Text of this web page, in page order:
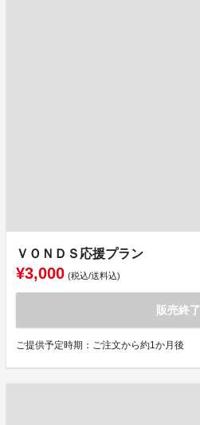
ＶＯＮＤＳ応援プラン
¥3,000 (税込/送料込)
販売終了
ご提供予定時期：ご注文から約1か月後